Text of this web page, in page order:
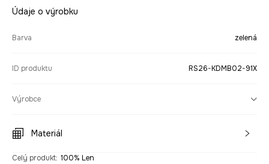
Údaje o výrobku
Barva zelená
ID produktu RS26-KDMB02-91X
Výrobce
Materiál
Celý produkt: 100% Len